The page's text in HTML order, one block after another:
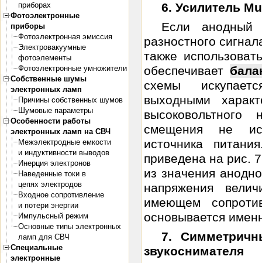
приборах
Фотоэлектронные
приборы
Фотоэлектронная эмиссия
Электровакуумные
фотоэлементы
Фотоэлектронные умножители
Собственные шумы
электронных ламп
Причины собственных шумов
Шумовые параметры
Особенности работы
электронных ламп на СВЧ
Межэлектродные емкости
и индуктивности выводов
Инерция электронов
Наведенные токи в
цепях электродов
Входное сопротивление
и потери энергии
Импульсный режим
Основные типы электронных
ламп для СВЧ
Специальные
электронные
6. Усилитель
Если
разностного
также
обеспечивает
схемы
выходными
смещения не
источника
приведена на рис.
из значения
напряжения
имеющем
основывается
7.
звукоснимателя